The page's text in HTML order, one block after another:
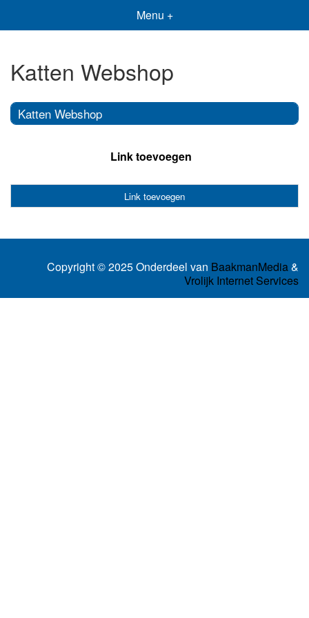
Menu +
Katten Webshop
Katten Webshop
Link toevoegen
Link toevoegen
Copyright © 2025 Onderdeel van BaakmanMedia&
Vrolijk Internet Services